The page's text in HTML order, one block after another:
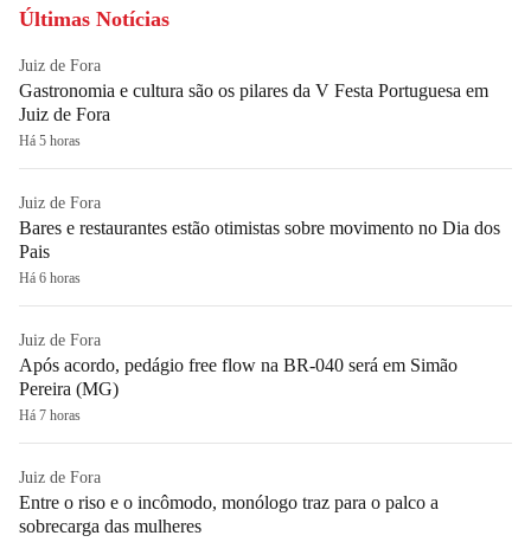
Últimas Notícias
Juiz de Fora
Gastronomia e cultura são os pilares da V Festa Portuguesa em
Juiz de Fora
Há 5 horas
Juiz de Fora
Bares e restaurantes estão otimistas sobre movimento no Dia dos
Pais
Há 6 horas
Juiz de Fora
Após acordo, pedágio free flow na BR-040 será em Simão
Pereira (MG)
Há 7 horas
Juiz de Fora
Entre o riso e o incômodo, monólogo traz para o palco a
sobrecarga das mulheres